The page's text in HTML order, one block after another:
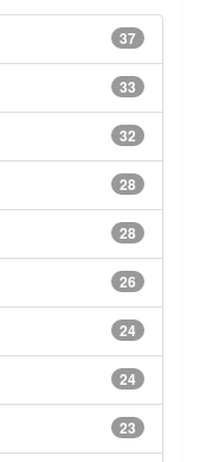
37
33
32
28
28
26
24
24
23